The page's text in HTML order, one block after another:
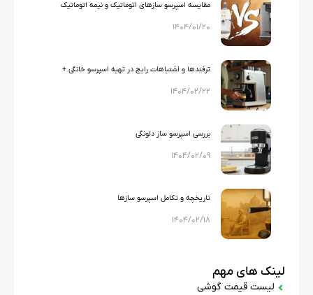
مقایسه اسپرسو سازهای اتوماتیک و نیمه اتوماتیک
۱۴۰۴/۰۱/۲۰
ترفندها و اشتباهات رایج در تهیه اسپرسو خانگی +
راهکار ساده
۱۴۰۴/۰۲/۲۲
بررسی اسپرسو ساز دلونگی
۱۴۰۴/۰۲/۰۹
تاریخچه و تکامل اسپرسو سازها
۱۴۰۴/۰۲/۱۸
لینک های مهم
لیست قیمت گوشی